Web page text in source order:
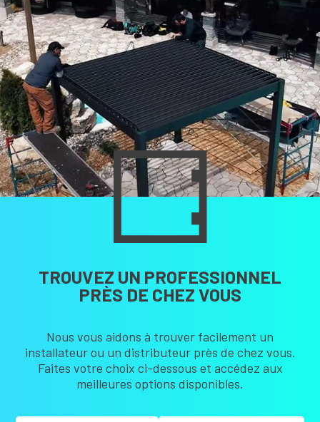
TROUVEZ UN PROFESSIONNEL
PRÈS DE CHEZ VOUS
Nous vous aidons à trouver facilement un
installateur ou un distributeur près de chez vous.
Faites votre choix ci-dessous et accédez aux
meilleures options disponibles.